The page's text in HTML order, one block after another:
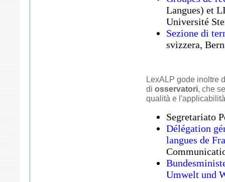
Langues) et
Université
Sezione di
svizzera,
LexALP gode inoltre
di osservatori, che
qualità e
Segretariato
Délégation
langues de
Umwelt und